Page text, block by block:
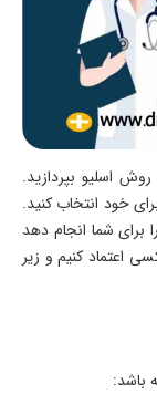
اسلیو بپردازید.
خود انتخاب کنید.
برای شما انجام دهد
اعتماد کنیم و زیر
باشد: